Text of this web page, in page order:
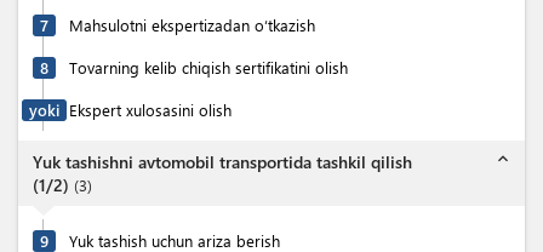
7 Mahsulotni ekspertizadan o‘tkazish
8 Tovarning kelib chiqish sertifikatini olish
yoki Ekspert xulosasini olish
Yuk tashishni avtomobil transportida tashkil qilish
(1/2) (3)
expand_less
9 Yuk tashish uchun ariza berish